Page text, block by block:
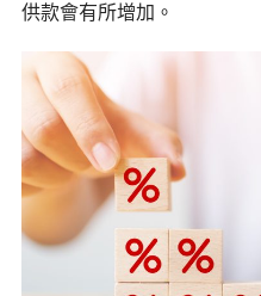
供款會有所增加。